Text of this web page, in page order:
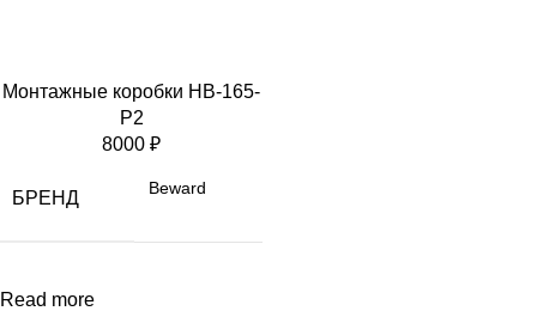
Монтажные коробки HB-165-
P2
8000 ₽
БРЕНД Beward
Read more